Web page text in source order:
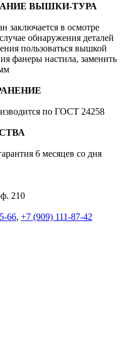
ВЫШКИ-ТУРА
заключается в осмотре
обнаружения деталей
пользоваться вышкой
фанеры настила, заменить
по ГОСТ 24258
6 месяцев со дня
210
66, +7 (909) 111-87-42